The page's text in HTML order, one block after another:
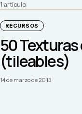
1 artículo
RECURSOS
50
(tileables)
14 de marzo de 2013